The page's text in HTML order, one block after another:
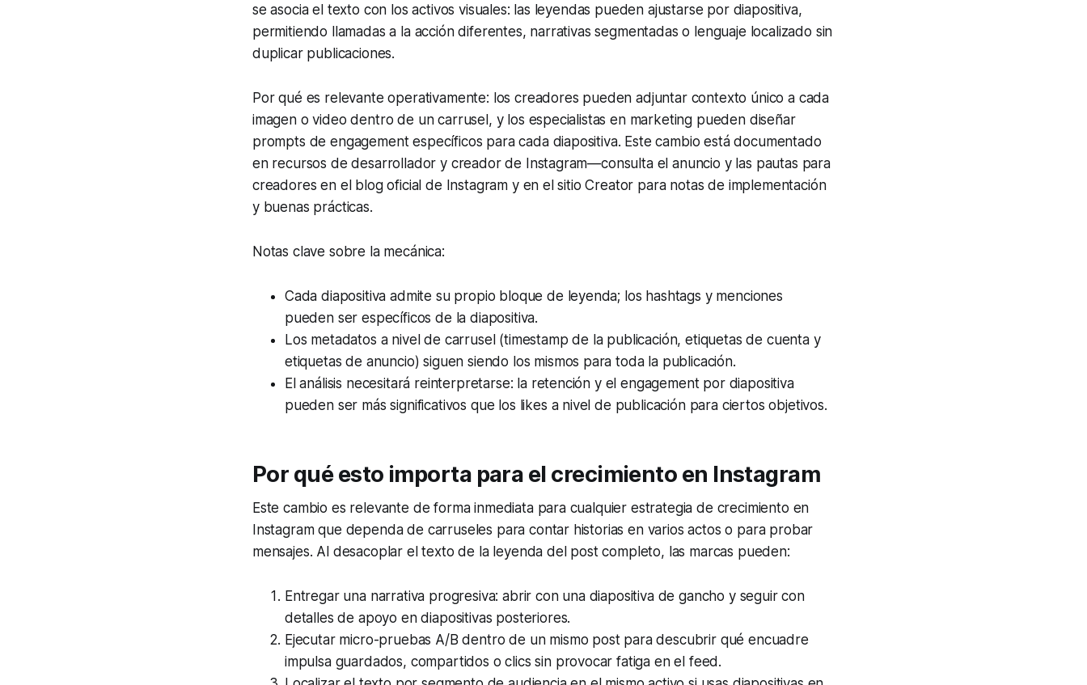
se asocia el texto con los activos visuales: las leyendas pueden ajustarse por diapositiva,
permitiendo llamadas a la acción diferentes, narrativas segmentadas o lenguaje localizado sin
duplicar publicaciones.
Por qué es relevante operativamente: los creadores pueden adjuntar contexto único a cada
imagen o video dentro de un carrusel, y los especialistas en marketing pueden diseñar
prompts de engagement específicos para cada diapositiva. Este cambio está documentado
en recursos de desarrollador y creador de Instagram—consulta el anuncio y las pautas para
creadores en el blog oficial de Instagram y en el sitio Creator para notas de implementación
y buenas prácticas.
Notas clave sobre la mecánica:
Cada diapositiva admite su propio bloque de leyenda; los hashtags y menciones
pueden ser específicos de la diapositiva.
Los metadatos a nivel de carrusel (timestamp de la publicación, etiquetas de cuenta y
etiquetas de anuncio) siguen siendo los mismos para toda la publicación.
El análisis necesitará reinterpretarse: la retención y el engagement por diapositiva
pueden ser más significativos que los likes a nivel de publicación para ciertos objetivos.
Por qué esto importa para el crecimiento en Instagram
Este cambio es relevante de forma inmediata para cualquier estrategia de crecimiento en
Instagram que dependa de carruseles para contar historias en varios actos o para probar
mensajes. Al desacoplar el texto de la leyenda del post completo, las marcas pueden:
Entregar una narrativa progresiva: abrir con una diapositiva de gancho y seguir con
detalles de apoyo en diapositivas posteriores.
Ejecutar micro-pruebas A/B dentro de un mismo post para descubrir qué encuadre
impulsa guardados, compartidos o clics sin provocar fatiga en el feed.